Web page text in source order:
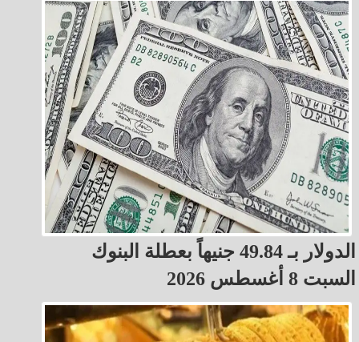
الدولار بـ 49.84 جنيهاً بعطلة البنوك
السبت 8 أغسطس 2026